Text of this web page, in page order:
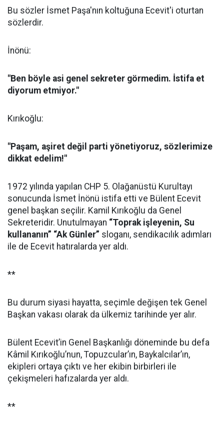
Bu sözler İsmet Paşa'nın koltuğuna Ecevit'i oturtan
sözlerdir.
İnönü:
"Ben böyle asi genel sekreter görmedim. İstifa et
diyorum etmiyor."
Kırıkoğlu:
"Paşam, aşiret değil parti yönetiyoruz, sözlerimize
dikkat edelim!"
1972 yılında yapılan CHP 5. Olağanüstü Kurultayı
sonucunda İsmet İnönü istifa etti ve Bülent Ecevit
genel başkan seçilir. Kamil Kırıkoğlu da Genel
Sekreteridir. Unutulmayan “Toprak işleyenin, Su
kullananın” “Ak Günler” sloganı, sendikacılık adımları
ile de Ecevit hatıralarda yer aldı.
**
Bu durum siyasi hayatta, seçimle değişen tek Genel
Başkan vakası olarak da ülkemiz tarihinde yer alır.
Bülent Ecevit’in Genel Başkanlığı döneminde bu defa
Kâmil Kırıkoğlu’nun, Topuzcular’ın, Baykalcılar’ın,
ekipleri ortaya çıktı ve her ekibin birbirleri ile
çekişmeleri hafızalarda yer aldı.
**